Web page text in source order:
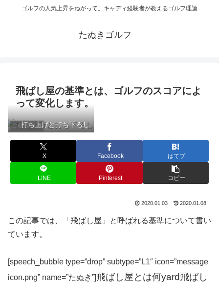
ゴルフの人気上昇をねがって。キャディ経験者が教えるゴルフ理論
たぬきゴルフ
飛ばし屋の基準とは、ゴルフのスコアによ
って変化します。
ゴルフの知識
打ち上げと打ち下ろし
X Facebook はてブ
LINE Pinterest コピー
2020.01.03 2020.01.08
この記事では、「飛ばし屋」と呼ばれる基準について書い
ています。
[speech_bubble type=”drop” subtype=”L1″ icon=”message
icon.png” name=”たぬき”]飛ばし屋とは何yard飛ばし